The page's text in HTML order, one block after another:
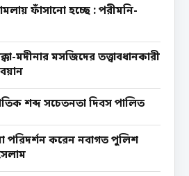
ফাঁসানো হচ্ছে : পরীমনি-
মদীনার মসজিদের তত্ত্বাবধানকারী
শব্দ সচেতনতা দিবস পালিত
পরিদর্শন করেন নবাগত পুলিশ